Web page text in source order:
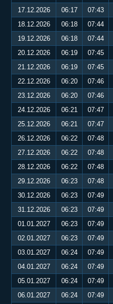
17.12.2026
06:17 07:43
18.12.2026
06:18 07:44
19.12.2026
06:18 07:44
20.12.2026
06:19 07:45
21.12.2026
06:19 07:45
22.12.2026
06:20 07:46
23.12.2026
06:20 07:46
24.12.2026
06:21 07:47
25.12.2026
06:21 07:47
26.12.2026
06:22 07:48
27.12.2026
06:22 07:48
28.12.2026
06:22 07:48
29.12.2026
06:23 07:48
30.12.2026
06:23 07:49
31.12.2026
06:23 07:49
01.01.2027
06:23 07:49
02.01.2027
06:23 07:49
03.01.2027
06:24 07:49
04.01.2027
06:24 07:49
05.01.2027
06:24 07:49
06.01.2027
06:24 07:49